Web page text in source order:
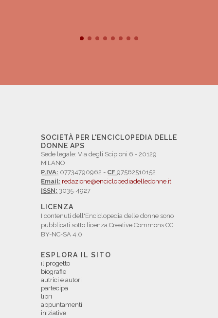
SOCIETÀ PER L'ENCICLOPEDIA DELLE
DONNE APS
Sede legale: Via degli Scipioni 6 - 20129
MILANO
P.IVA: 07734790962 - CF 97562510152
Email: redazione@enciclopediadelledonne.it
ISSN: 3035-4927
LICENZA
I contenuti dell'Enciclopedia delle donne sono
pubblicati sotto licenza Creative Commons CC
BY-NC-SA 4.0.
ESPLORA IL SITO
il progetto
biografie
autrici e autori
partecipa
libri
appuntamenti
iniziative